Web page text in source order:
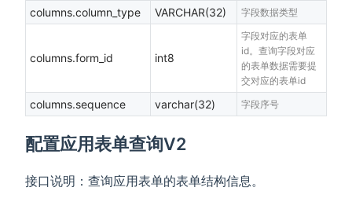
columns.column_type VARCHAR(32) 字段数据类型
columns.form_id int8
字段对应的表单
id。查询字段对应
的表单数据需要提
交对应的表单id
columns.sequence varchar(32) 字段序号
配置应用表单查询V2
接口说明：查询应用表单的表单结构信息。